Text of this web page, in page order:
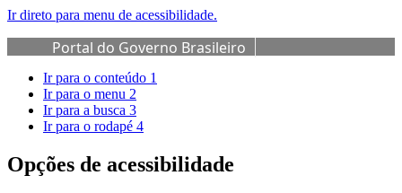
Ir direto para menu de acessibilidade.
Portal do Governo Brasileiro
Ir para o conteúdo 1
Ir para o menu 2
Ir para a busca 3
Ir para o rodapé 4
Opções de acessibilidade